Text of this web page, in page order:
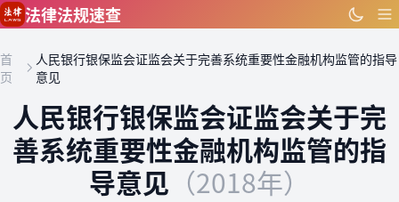
跳到主要内容
法律法规速查
首
页
人民银行银保监会证监会关于完善系统重要性金融机构监管的指导
意见
人民银行银保监会证监会关于完
善系统重要性金融机构监管的指
导意见 （2018年）